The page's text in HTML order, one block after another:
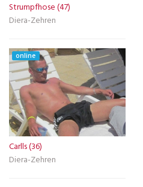
Strumpfhose (47)
Diera-Zehren
online
Carlls (36)
Diera-Zehren